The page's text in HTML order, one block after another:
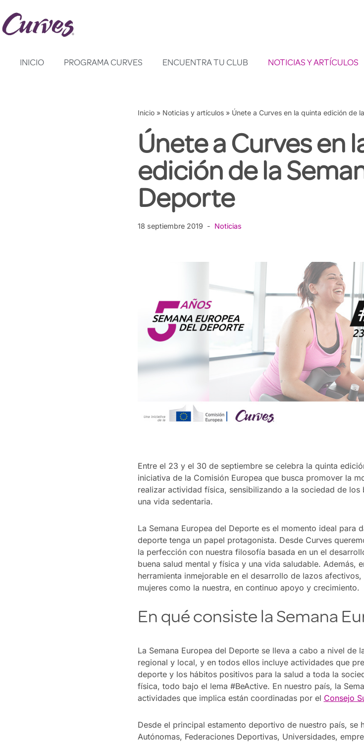
Saltar
INICIO PROGRAMA CURVES ENCUENTRA TU CLUB NOTICIAS Y ARTÍCULOS
Inicio» Noticias y artículos» Únete a Curves en la quinta edición de
Únete a Curves en
edición de la
Deporte
18 septiembre 2019 Noticias
Entre el 23 y el 30 de septiembre se celebra la quinta
iniciativa de la Comisión Europea que busca promover la
realizar actividad física, sensibilizando a la sociedad de
una vida sedentaria.
La Semana Europea del Deporte es el momento ideal para
deporte tenga un papel protagonista. Desde Curves
la perfección con nuestra filosofía basada en un el
buena salud mental y física y una vida saludable. Además,
herramienta inmejorable en el desarrollo de lazos
mujeres como la nuestra, en continuo apoyo y crecimiento.
En qué consiste la Semana
La Semana Europea del Deporte se lleva a cabo a nivel de
regional y local, y en todos ellos incluye actividades que
deporte y los hábitos positivos para la salud a toda la
física, todo bajo el lema #BeActive. En nuestro país, la
actividades que implica están coordinadas por el Consejo
Desde el principal estamento deportivo de nuestro país, se
Autónomas, Federaciones Deportivas, Universidades,